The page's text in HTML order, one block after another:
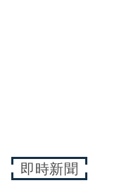
即時新聞